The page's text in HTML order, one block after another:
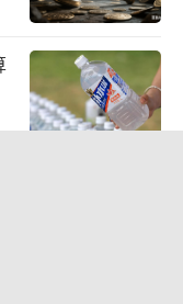
非常高兴与世
朋友们相会在
全国常住人口